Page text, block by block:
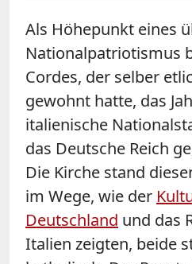
Als Höhepunkt eines
Nationalpatriotismus
Cordes, der selber
gewohnt hatte, das
italienische
das Deutsche Reich
Die Kirche stand
im Wege, wie der
Deutschland und das
Italien zeigten, beide